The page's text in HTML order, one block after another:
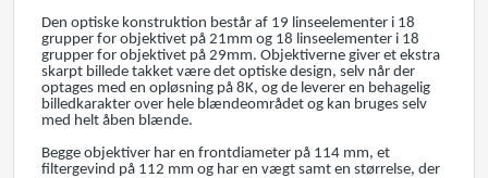
Den optiske konstruktion består af 19 linseelementer i 18
grupper for objektivet på 21mm og 18 linseelementer i 18
grupper for objektivet på 29mm. Objektiverne giver et ekstra
skarpt billede takket være det optiske design, selv når der
optages med en opløsning på 8K, og de leverer en behagelig
billedkarakter over hele blændeområdet og kan bruges selv
med helt åben blænde.
Begge objektiver har en frontdiameter på 114 mm, et
filtergevind på 112 mm og har en vægt samt en størrelse, der